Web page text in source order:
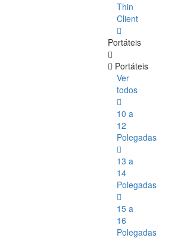
Thin
Client
Portáteis
Portáteis
Ver
todos
10 a
12
Polegadas
13 a
14
Polegadas
15 a
16
Polegadas